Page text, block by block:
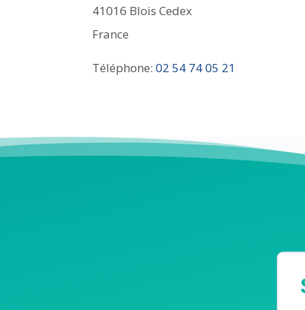
41016 Blois Cedex
France
Téléphone:02 54 74 05 21